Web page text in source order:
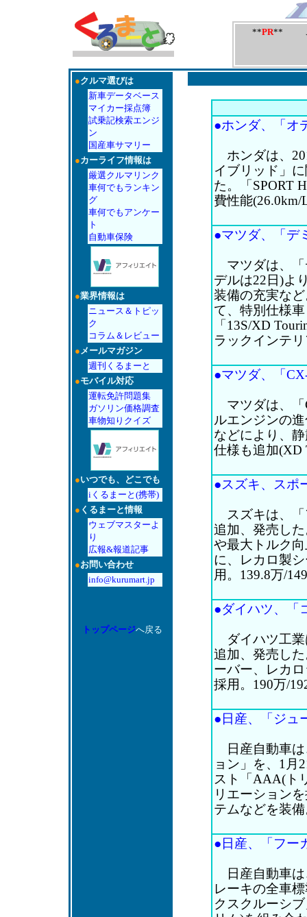
**PR** この
●クルマ選びは
新車データベース
マイカー採点簿
試乗記検索エンジ
ン
国産車サマリー
●カーライフ情報は
厳選クルマリンク
車何でもランキン
グ
車何でもアンケー
ト
自動車保険
●業界情報は
ニュース＆トピッ
ク
コラム＆レビュー
●メールマガジン
週刊くるまーと
●モバイル対応
運転免許問題集
ガソリン価格調査
車物知りクイズ
●いつでも、どこでも
iくるまーと(携帯)
● くるまーと情報
ウェブマスターよ
り
広報&報道記事
●お問い合わせ
info@kurumart.jp
トップページへ戻る
●ホンダ、「オ
ホンダは、
イブリッド」
た。「SPORT
費性能
●マツダ、「デ
マツダは、「
デルは22日)よ
装備の充実な
て、特別仕様
「13S/XD
ラックインテ
●マツダ、「
マツダは、「
ルエンジンの
などにより、
仕様も追加(XD
●スズキ、スポ
スズキは、「
追加、発売し
や最大トルク
に、レカロ製
用。139.8万/
●ダイハツ、「
ダイハツ工業
追加、発売し
ーバー、レカ
採用。190万/
●日産、「ジュ
日産自動車は
ョン」を、1月
スト「AAA(ト
リエーション
テムなどを装
●日産、「フー
日産自動車は
レーキの全車
クスクルーシ